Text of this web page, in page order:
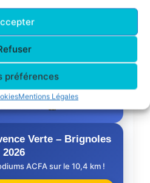
préférences
Mentions Légales
55s
à Nadine !
pour l’ACFA sur la Corrida
Verte – Brignoles
2026
ACFA sur le 10,4 km !